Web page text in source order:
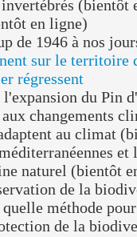
la biodiversité
pour les définir ?
la biodiversité (bientôt
espèces
(bientôt en ligne)
en ligne)
en ligne)
naturel